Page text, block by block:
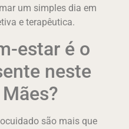
um simples dia em
e terapêutica.
estar é o
neste
são mais que